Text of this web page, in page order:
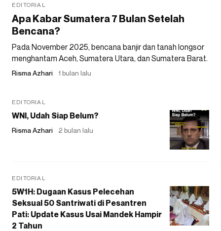
EDITORIAL
Apa Kabar Sumatera 7 Bulan Setelah
Bencana?
Pada November 2025, bencana banjir dan tanah longsor
menghantam Aceh, Sumatera Utara, dan Sumatera Barat.
Risma Azhari 1 bulan lalu
EDITORIAL
WNI, Udah Siap Belum?
Risma Azhari 2 bulan lalu
EDITORIAL
5W1H: Dugaan Kasus Pelecehan
Seksual 50 Santriwati di Pesantren
Pati: Update Kasus Usai Mandek Hampir
2 Tahun